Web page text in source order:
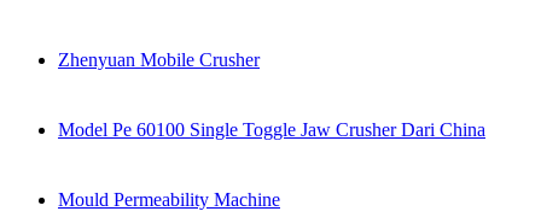
Zhenyuan Mobile Crusher
Model Pe 60100 Single Toggle Jaw Crusher Dari China
Mould Permeability Machine